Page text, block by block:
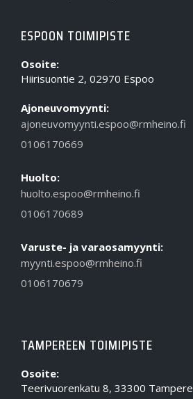
ESPOON TOIMIPISTE
Osoite:
Hiirisuontie 2, 02970 Espoo
Ajoneuvomyynti:
ajoneuvomyynti.espoo@rmheino.fi
0106170669
Huolto:
huolto.espoo@rmheino.fi
0106170689
Varuste- ja varaosamyynti:
myynti.espoo@rmheino.fi
0106170679
TAMPEREEN TOIMIPISTE
Osoite:
Teerivuorenkatu 8, 33300 Tampere